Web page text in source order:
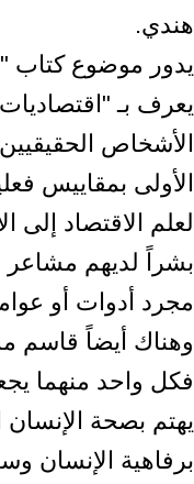
هندي.
يدور موضوع كتاب
يعرف بـ
الأشخاص
الأولى بمقاييس
لعلم الاقتصاد إلى
بشراً لديهم مشاعر
مجرد أدوات أو
وهناك أيضاً قاسم
فكل واحد منهما
يهتم بصحة الإنسان
برفاهية الإنسان